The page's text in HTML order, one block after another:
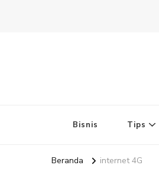
Bisnis Tips
Beranda internet 4G